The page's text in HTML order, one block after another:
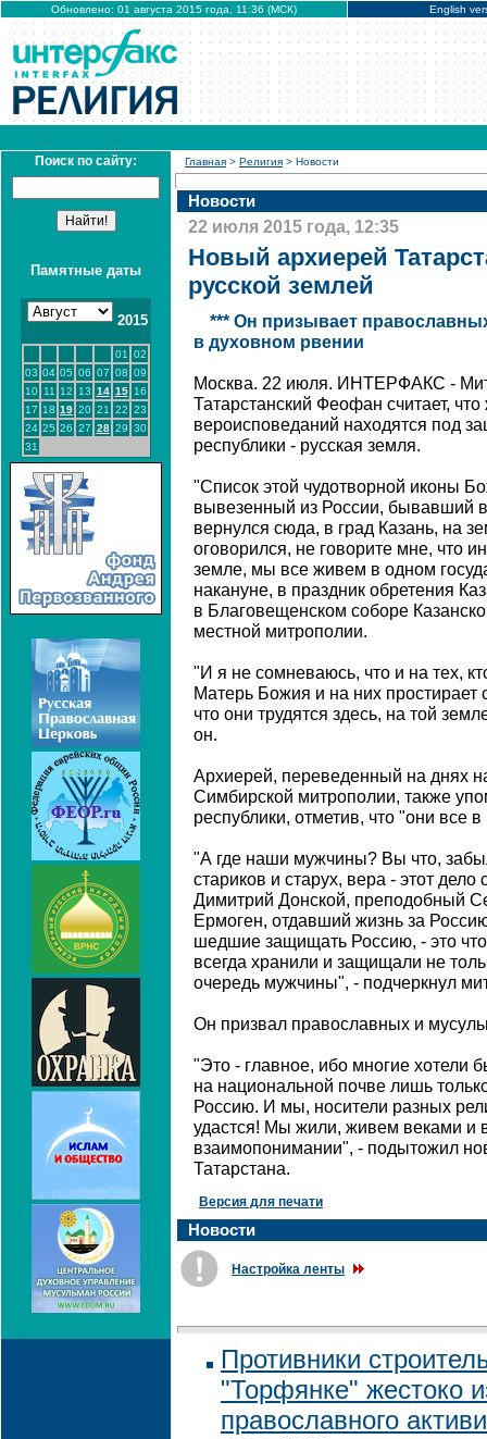
Обновлено: 01 августа 2015 года, 11:36 (МСК) English
Поиск по сайту:
Памятные даты
2015
01
02
03 04 05 06 07 08 09
10
11 12 13 14 15 16
17 18 19 20 21 22 23
24 25 26 27 28 29 30
31
Главная > Религия > Новости
Новости
22 июля 2015 года, 12:35
Новый архиерей
русской землей
*** Он призывает
в духовном рвении
Москва. 22 июля. ИНТЕРФАКС -
Татарстанский Феофан считает,
вероисповеданий находятся под
республики - русская земля.
"Список этой чудотворной иконы
вывезенный из России, бывавший
вернулся сюда, в град Казань, на
оговорился, не говорите мне, что
земле, мы все живем в одном
накануне, в праздник обретения
в Благовещенском соборе
местной митрополии.
"И я не сомневаюсь, что и на тех,
Матерь Божия и на них простирает
что они трудятся здесь, на той
он.
Архиерей, переведенный на днях
Симбирской митрополии, также
республики, отметив, что "они все
"А где наши мужчины? Вы что,
стариков и старух, вера - этот
Димитрий Донской, преподобный
Ермоген, отдавший жизнь за
шедшие защищать Россию, - это
всегда хранили и защищали не
очередь мужчины", - подчеркнул
Он призвал православных и
"Это - главное, ибо многие хотели
на национальной почве лишь
Россию. И мы, носители разных
удастся! Мы жили, живем веками и
взаимопонимании", - подытожил
Татарстана.
Версия для печати
Новости
Настройка ленты
Противники
"Торфянке" жестоко
православного